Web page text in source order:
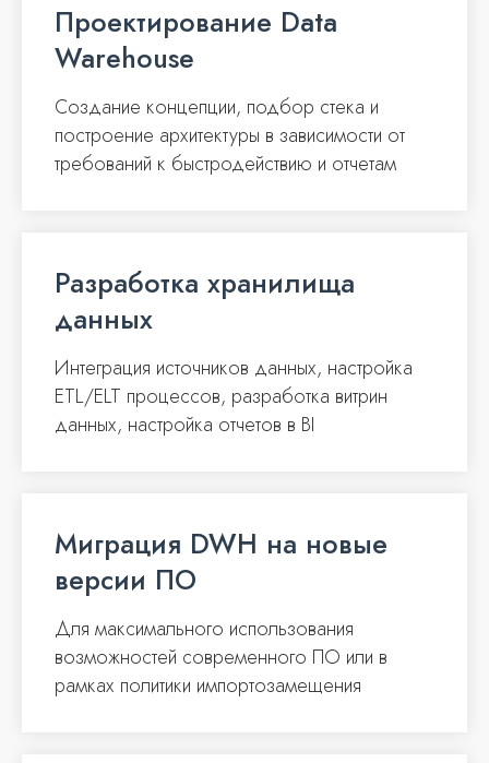
Проектирование Data
Warehouse
Cоздание концепции, подбор стека и
построение архитектуры в зависимости от
требований к быстродействию и отчетам
Разработка хранилища
данных
Интеграция источников данных, настройка
ETL/ELT процессов, разработка витрин
данных, настройка отчетов в BI
Миграция DWH на новые
версии ПО
Для максимального использования
возможностей современного ПО или в
рамках политики импортозамещения